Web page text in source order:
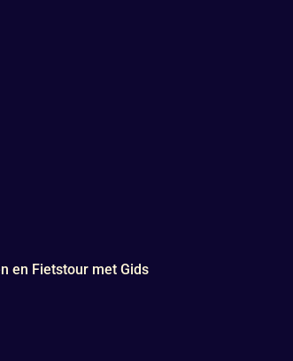
en Fietstour met Gids